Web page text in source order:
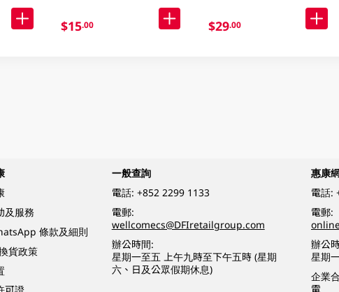
$15.00 $29.00
及服務
條款及細則
貨政策
一般查詢
電話: +852 2299 1133
電郵:
wellcomecs@DFIretailgroup.com
辦公時間:
星期一至五 上午九時至下午五時 (星期
六、日及公眾假期休息)
惠康
電話:
電郵:
辦公
星期
企業
電